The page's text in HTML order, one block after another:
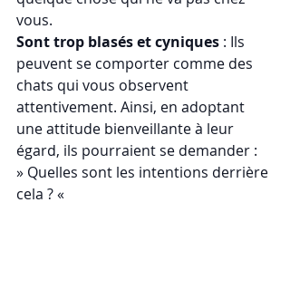
vous.
Sont trop blasés et cyniques : Ils
peuvent se comporter comme des
chats qui vous observent
attentivement. Ainsi, en adoptant
une attitude bienveillante à leur
égard, ils pourraient se demander :
» Quelles sont les intentions derrière
cela ? «